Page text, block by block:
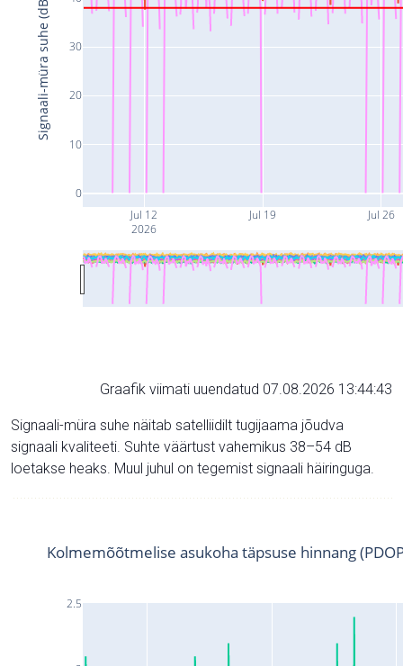
Jul 12
2026
Jul 19 Jul 26
0
10
20
30
Signaali-müra suhe (dB)
Graafik viimati uuendatud 07.08.2026 13:44:43
Signaali-müra suhe näitab satelliidilt tugijaama jõudva
signaali kvaliteeti. Suhte väärtust vahemikus 38–54 dB
loetakse heaks. Muul juhul on tegemist signaali häiringuga.
2.5
Kolmemõõtmelise asukoha täpsuse hinnang